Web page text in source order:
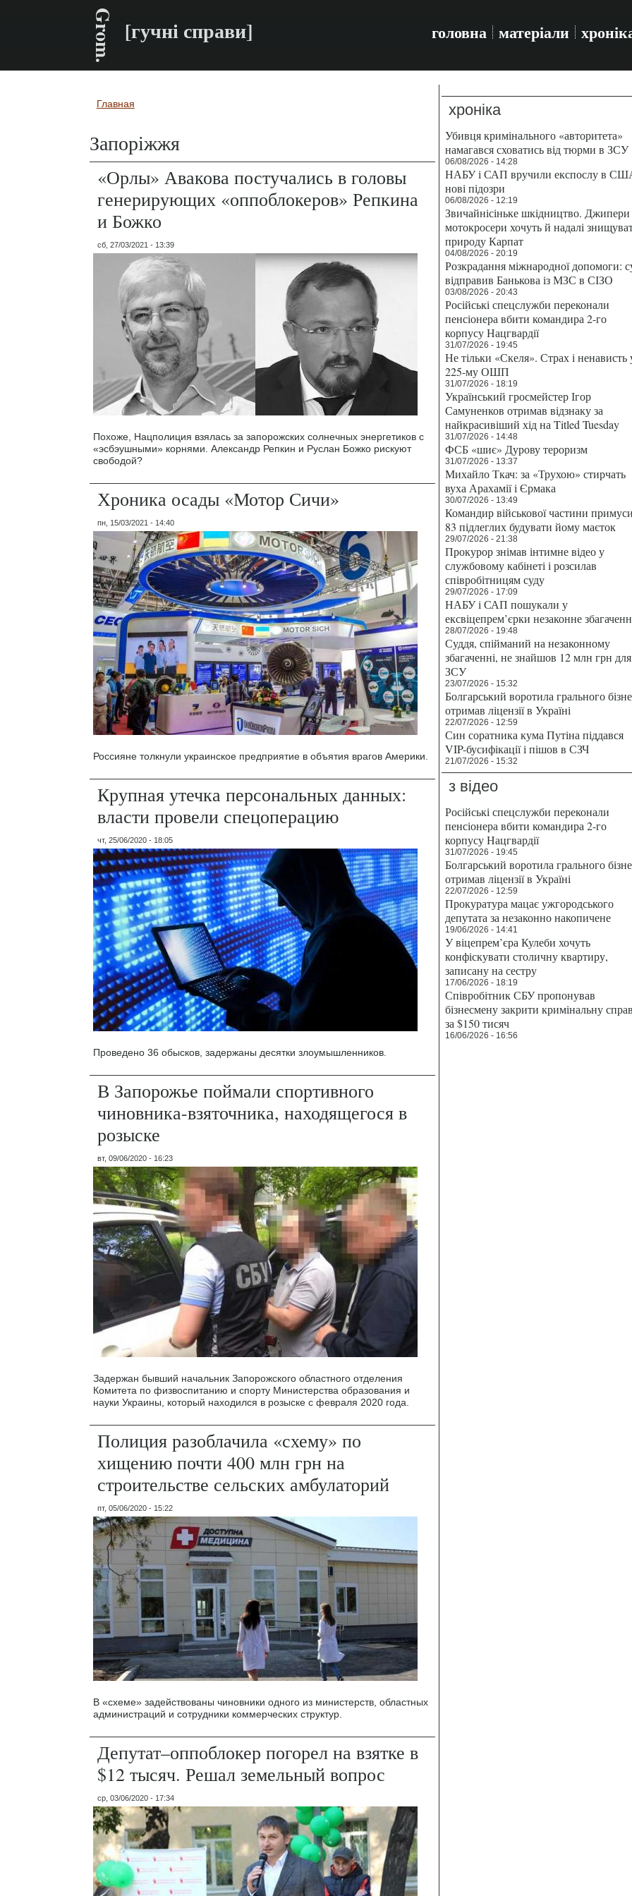
Grom. [гучні справи] головна матеріали
Вы здесь
Главная
Запоріжжя
«Орлы» Авакова постучались в головы
генерирующих «оппоблокеров» Репкина
и Божко
сб, 27/03/2021 - 13:39
Похоже, Нацполиция взялась за запорожских солнечных энергетиков с
«эсбэушными» корнями. Александр Репкин и Руслан Божко рискуют
свободой?
Хроника осады «Мотор Сичи»
пн, 15/03/2021 - 14:40
Россияне толкнули украинское предприятие в объятия врагов Америки.
Крупная утечка персональных данных:
власти провели спецоперацию
чт, 25/06/2020 - 18:05
Проведено 36 обысков, задержаны десятки злоумышленников.
В Запорожье поймали спортивного
чиновника-взяточника, находящегося в
розыске
вт, 09/06/2020 - 16:23
Задержан бывший начальник Запорожского областного отделения
Комитета по физвоспитанию и спорту Министерства образования и
науки Украины, который находился в розыске с февраля 2020 года.
Полиция разоблачила «схему» по
хищению почти 400 млн грн на
строительстве сельских амбулаторий
пт, 05/06/2020 - 15:22
В «схеме» задействованы чиновники одного из министерств, областных
администраций и сотрудники коммерческих структур.
Депутат–оппоблокер погорел на взятке в
$12 тысяч. Решал земельный вопрос
ср, 03/06/2020 - 17:34
хроніка
Убивця кримінального «авторитета»
намагався сховатись від тюрми в ЗСУ
06/08/2026 - 14:28
НАБУ і САП вручили експослу в
нові підозри
06/08/2026 - 12:19
Звичайнісіньке шкідництво. Джипери
мотокросери хочуть й надалі
природу Карпат
04/08/2026 - 20:19
Розкрадання міжнародної допомоги:
відправив Банькова із МЗС в СІЗО
03/08/2026 - 20:43
Російські спецслужби переконали
пенсіонера вбити командира 2-го
корпусу Нацгвардії
31/07/2026 - 19:45
Не тільки «Скеля». Страх і ненависть
225-му ОШП
31/07/2026 - 18:19
Український гросмейстер Ігор
Самуненков отримав відзнаку за
найкрасивіший хід на Titled Tuesday
31/07/2026 - 14:48
ФСБ «шиє» Дурову тероризм
31/07/2026 - 13:37
Михайло Ткач: за «Трухою» стирчать
вуха Арахамії і Єрмака
30/07/2026 - 13:49
Командир військової частини
83 підлеглих будувати йому маєток
29/07/2026 - 21:38
Прокурор знімав інтимне відео у
службовому кабінеті і розсилав
співробітницям суду
29/07/2026 - 17:09
НАБУ і САП пошукали у
ексвіцепрем’єрки незаконне
28/07/2026 - 19:48
Суддя, спійманий на незаконному
збагаченні, не знайшов 12 млн грн для
ЗСУ
23/07/2026 - 15:32
Болгарський воротила грального
отримав ліцензії в Україні
22/07/2026 - 12:59
Син соратника кума Путіна піддався
VIP-бусифікації і пішов в СЗЧ
21/07/2026 - 15:32
з відео
Російські спецслужби переконали
пенсіонера вбити командира 2-го
корпусу Нацгвардії
31/07/2026 - 19:45
Болгарський воротила грального
отримав ліцензії в Україні
22/07/2026 - 12:59
Прокуратура мацає ужгородського
депутата за незаконно накопичене
19/06/2026 - 14:41
У віцепрем’єра Кулеби хочуть
конфіскувати столичну квартиру,
записану на сестру
17/06/2026 - 18:19
Співробітник СБУ пропонував
бізнесмену закрити кримінальну
за $150 тисяч
16/06/2026 - 16:56